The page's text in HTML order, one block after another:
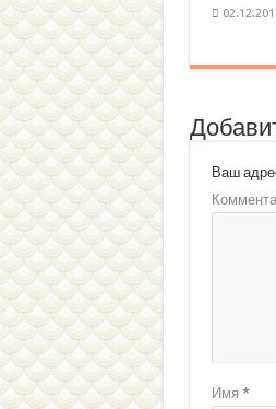
Ваш
Имя *